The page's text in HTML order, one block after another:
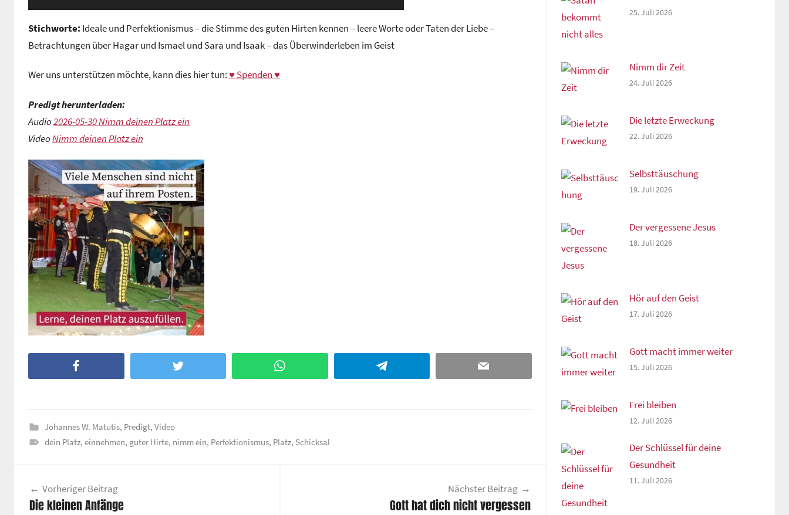
Stichworte: Ideale und Perfektionismus – die Stimme des guten Hirten kennen – leere Worte oder Taten der Liebe –
Betrachtungen über Hagar und Ismael und Sara und Isaak – das Überwinderleben im Geist
Wer uns unterstützen möchte, kann dies hier tun: ♥ Spenden ♥
Predigt herunterladen:
Audio2026-05-30 Nimm deinen Platz ein
VideoNimm deinen Platz ein
Twitter WhatsApp Telegram Email
Johannes W. Matutis, Predigt, Video
dein Platz, einnehmen, guter Hirte, nimm ein, Perfektionismus, Platz, Schicksal
Vorheriger Beitrag
Die kleinen Anfänge
Nächster Beitrag
Gott hat dich nicht vergessen
25. Juli 2026
Nimm dir Zeit
24. Juli 2026
Die letzte Erweckung
22. Juli 2026
Selbsttäuschung
19. Juli 2026
Der vergessene Jesus
18. Juli 2026
Hör auf den Geist
17. Juli 2026
Gott macht immer weiter
15. Juli 2026
Frei bleiben
12. Juli 2026
Der Schlüssel für deine
Gesundheit
11. Juli 2026